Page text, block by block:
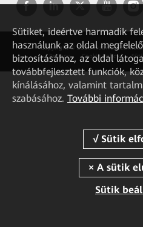
Copyright © 2026 Huawei
Privacy
Cookie Policy
Sütiket, ideértve harmadik
használunk az oldal
biztosításához, az oldal
továbbfejlesztett funkciók,
kínálásához, valamint
szabásához. További
Sütik